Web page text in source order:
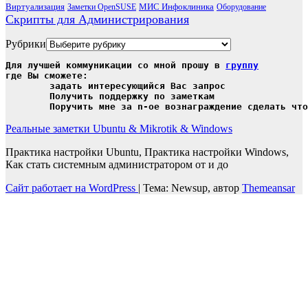
Виртуализация Заметки OpenSUSE МИС Инфоклиника Оборудование
Скрипты для Администрирования
Рубрики
Для лучшей коммуникации со мной прошу в группу
где Вы сможете:
Поручить мне за n-ое вознаграждение сделать
Реальные заметки Ubuntu & Mikrotik & Windows
Практика настройки Ubuntu, Практика настройки Windows,
Как стать системным администратором от и до
Сайт работает на WordPress | Тема: Newsup, автор Themeansar